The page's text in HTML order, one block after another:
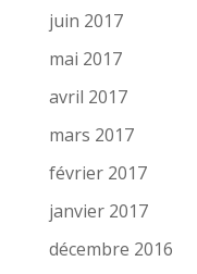
juin 2017
mai 2017
avril 2017
mars 2017
février 2017
janvier 2017
décembre 2016